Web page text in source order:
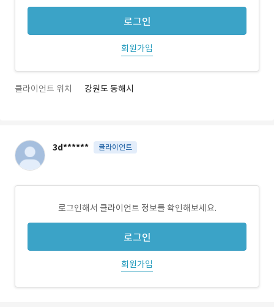
로그인
회원가입
클라이언트 위치 강원도 동해시
3d****** 클라이언트
로그인해서 클라이언트 정보를 확인해보세요.
로그인
회원가입